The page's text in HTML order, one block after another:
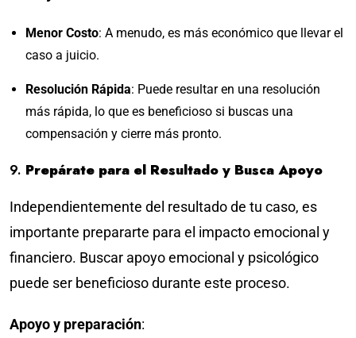
Menor Costo: A menudo, es más económico que llevar el
caso a juicio.
Resolución Rápida: Puede resultar en una resolución
más rápida, lo que es beneficioso si buscas una
compensación y cierre más pronto.
9. Prepárate para el Resultado y Busca Apoyo
Independientemente del resultado de tu caso, es
importante prepararte para el impacto emocional y
financiero. Buscar apoyo emocional y psicológico
puede ser beneficioso durante este proceso.
Apoyo y preparación: